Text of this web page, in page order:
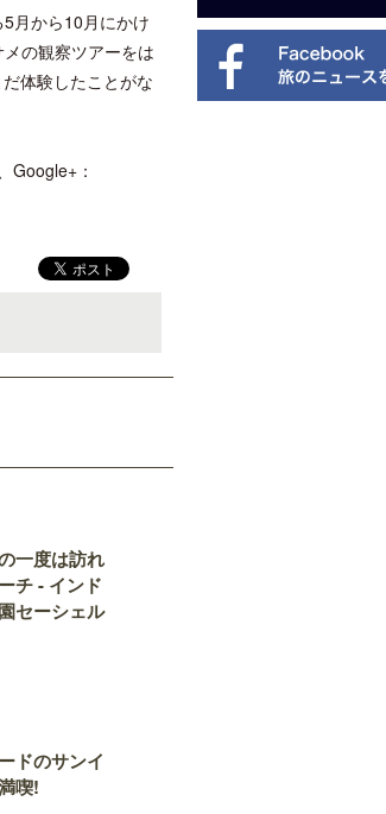
月から10月にかけ
の観察ツアーをは
体験したことがな
Google+：
一度は訪れ
チ - インド
セーシェル
ドのサンイ
喫!